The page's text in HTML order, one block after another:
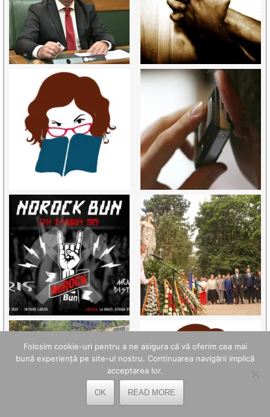
Folosim cookie-uri pentru a ne asigura că vă oferim cea mai
bună experiență pe site-ul nostru. Continuarea navigării implică
acceptarea lor.
OK READ MORE